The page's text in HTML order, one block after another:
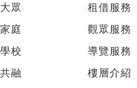
大眾
家庭
學校
共融
租借服務
觀眾服務
導覽服務
樓層介紹